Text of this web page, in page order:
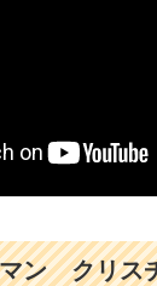
ン クリス